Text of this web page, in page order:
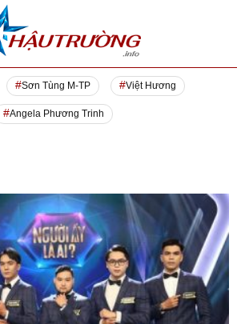
Sơn Tùng M-TP Việt Hương
Angela Phương Trinh